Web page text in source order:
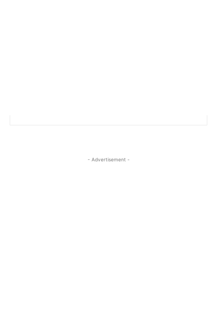
- Advertisement -